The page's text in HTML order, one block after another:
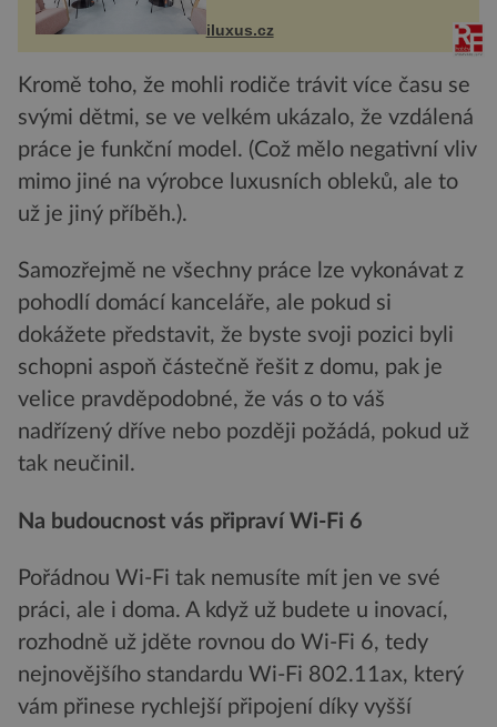
Tower a Orange Tower. Komplex
budov Media...
iluxus.cz
Kromě toho, že mohli rodiče trávit více času se
svými dětmi, se ve velkém ukázalo, že vzdálená
práce je funkční model. (Což mělo negativní vliv
mimo jiné na výrobce luxusních obleků, ale to
už je jiný příběh.).
Samozřejmě ne všechny práce lze vykonávat z
pohodlí domácí kanceláře, ale pokud si
dokážete představit, že byste svoji pozici byli
schopni aspoň částečně řešit z domu, pak je
velice pravděpodobné, že vás o to váš
nadřízený dříve nebo později požádá, pokud už
tak neučinil.
Na budoucnost vás připraví Wi-Fi 6
Pořádnou Wi-Fi tak nemusíte mít jen ve své
práci, ale i doma. A když už budete u inovací,
rozhodně už jděte rovnou do Wi-Fi 6, tedy
nejnovějšího standardu Wi-Fi 802.11ax, který
vám přinese rychlejší připojení díky vyšší